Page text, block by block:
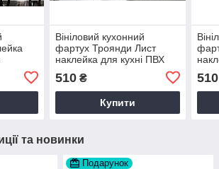
Happy
Вініловий кухонний
фартух Троянди Лист
наклейка для кухні ПВХ
Квіти Абстракція Бежевий
Happy Pocket Z181488
510₴
Купити
510
та новинки
Подарунок